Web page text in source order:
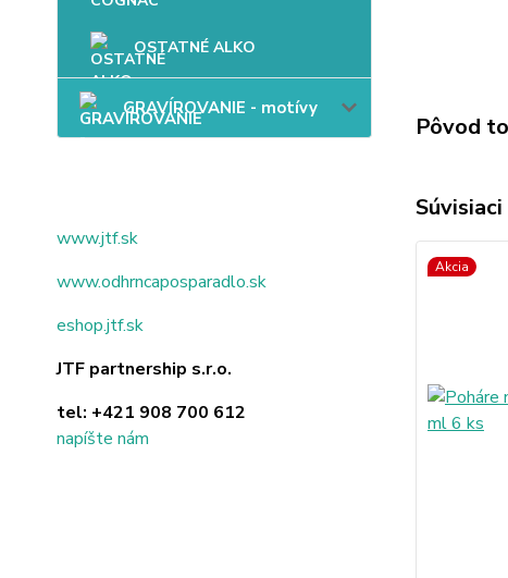
OSTATNÉ ALKO
GRAVÍROVANIE - motívy
www.jtf.sk
www.odhrncaposparadlo.sk
eshop.jtf.sk
JTF partnership s.r.o.
tel: +421 908 700 612
napíšte nám
Pôvod
Akcia